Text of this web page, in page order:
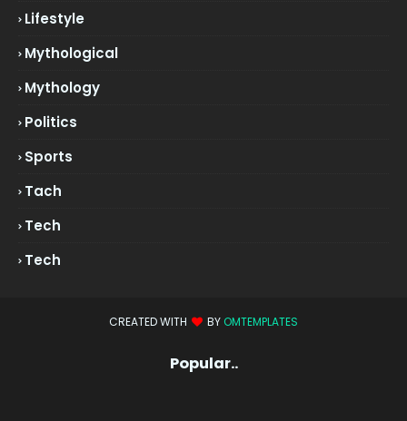
Lifestyle
Mythological
Mythology
Politics
Sports
Tach
Tech
Tech
CREATED WITH BY OMTEMPLATES
Popular..